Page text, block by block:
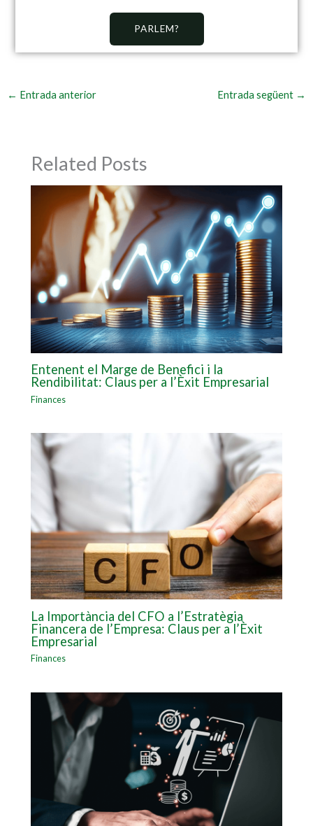
PARLEM?
← Entrada anterior Entrada següent →
Related Posts
Entenent el Marge de Benefici i la
Rendibilitat: Claus per a l’Èxit Empresarial
Finances
La Importància del CFO a l’Estratègia
Financera de l’Empresa: Claus per a l’Èxit
Empresarial
Finances